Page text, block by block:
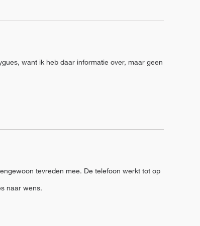
want ik heb daar informatie over, maar geen
tevreden mee. De telefoon werkt tot op
naar wens.